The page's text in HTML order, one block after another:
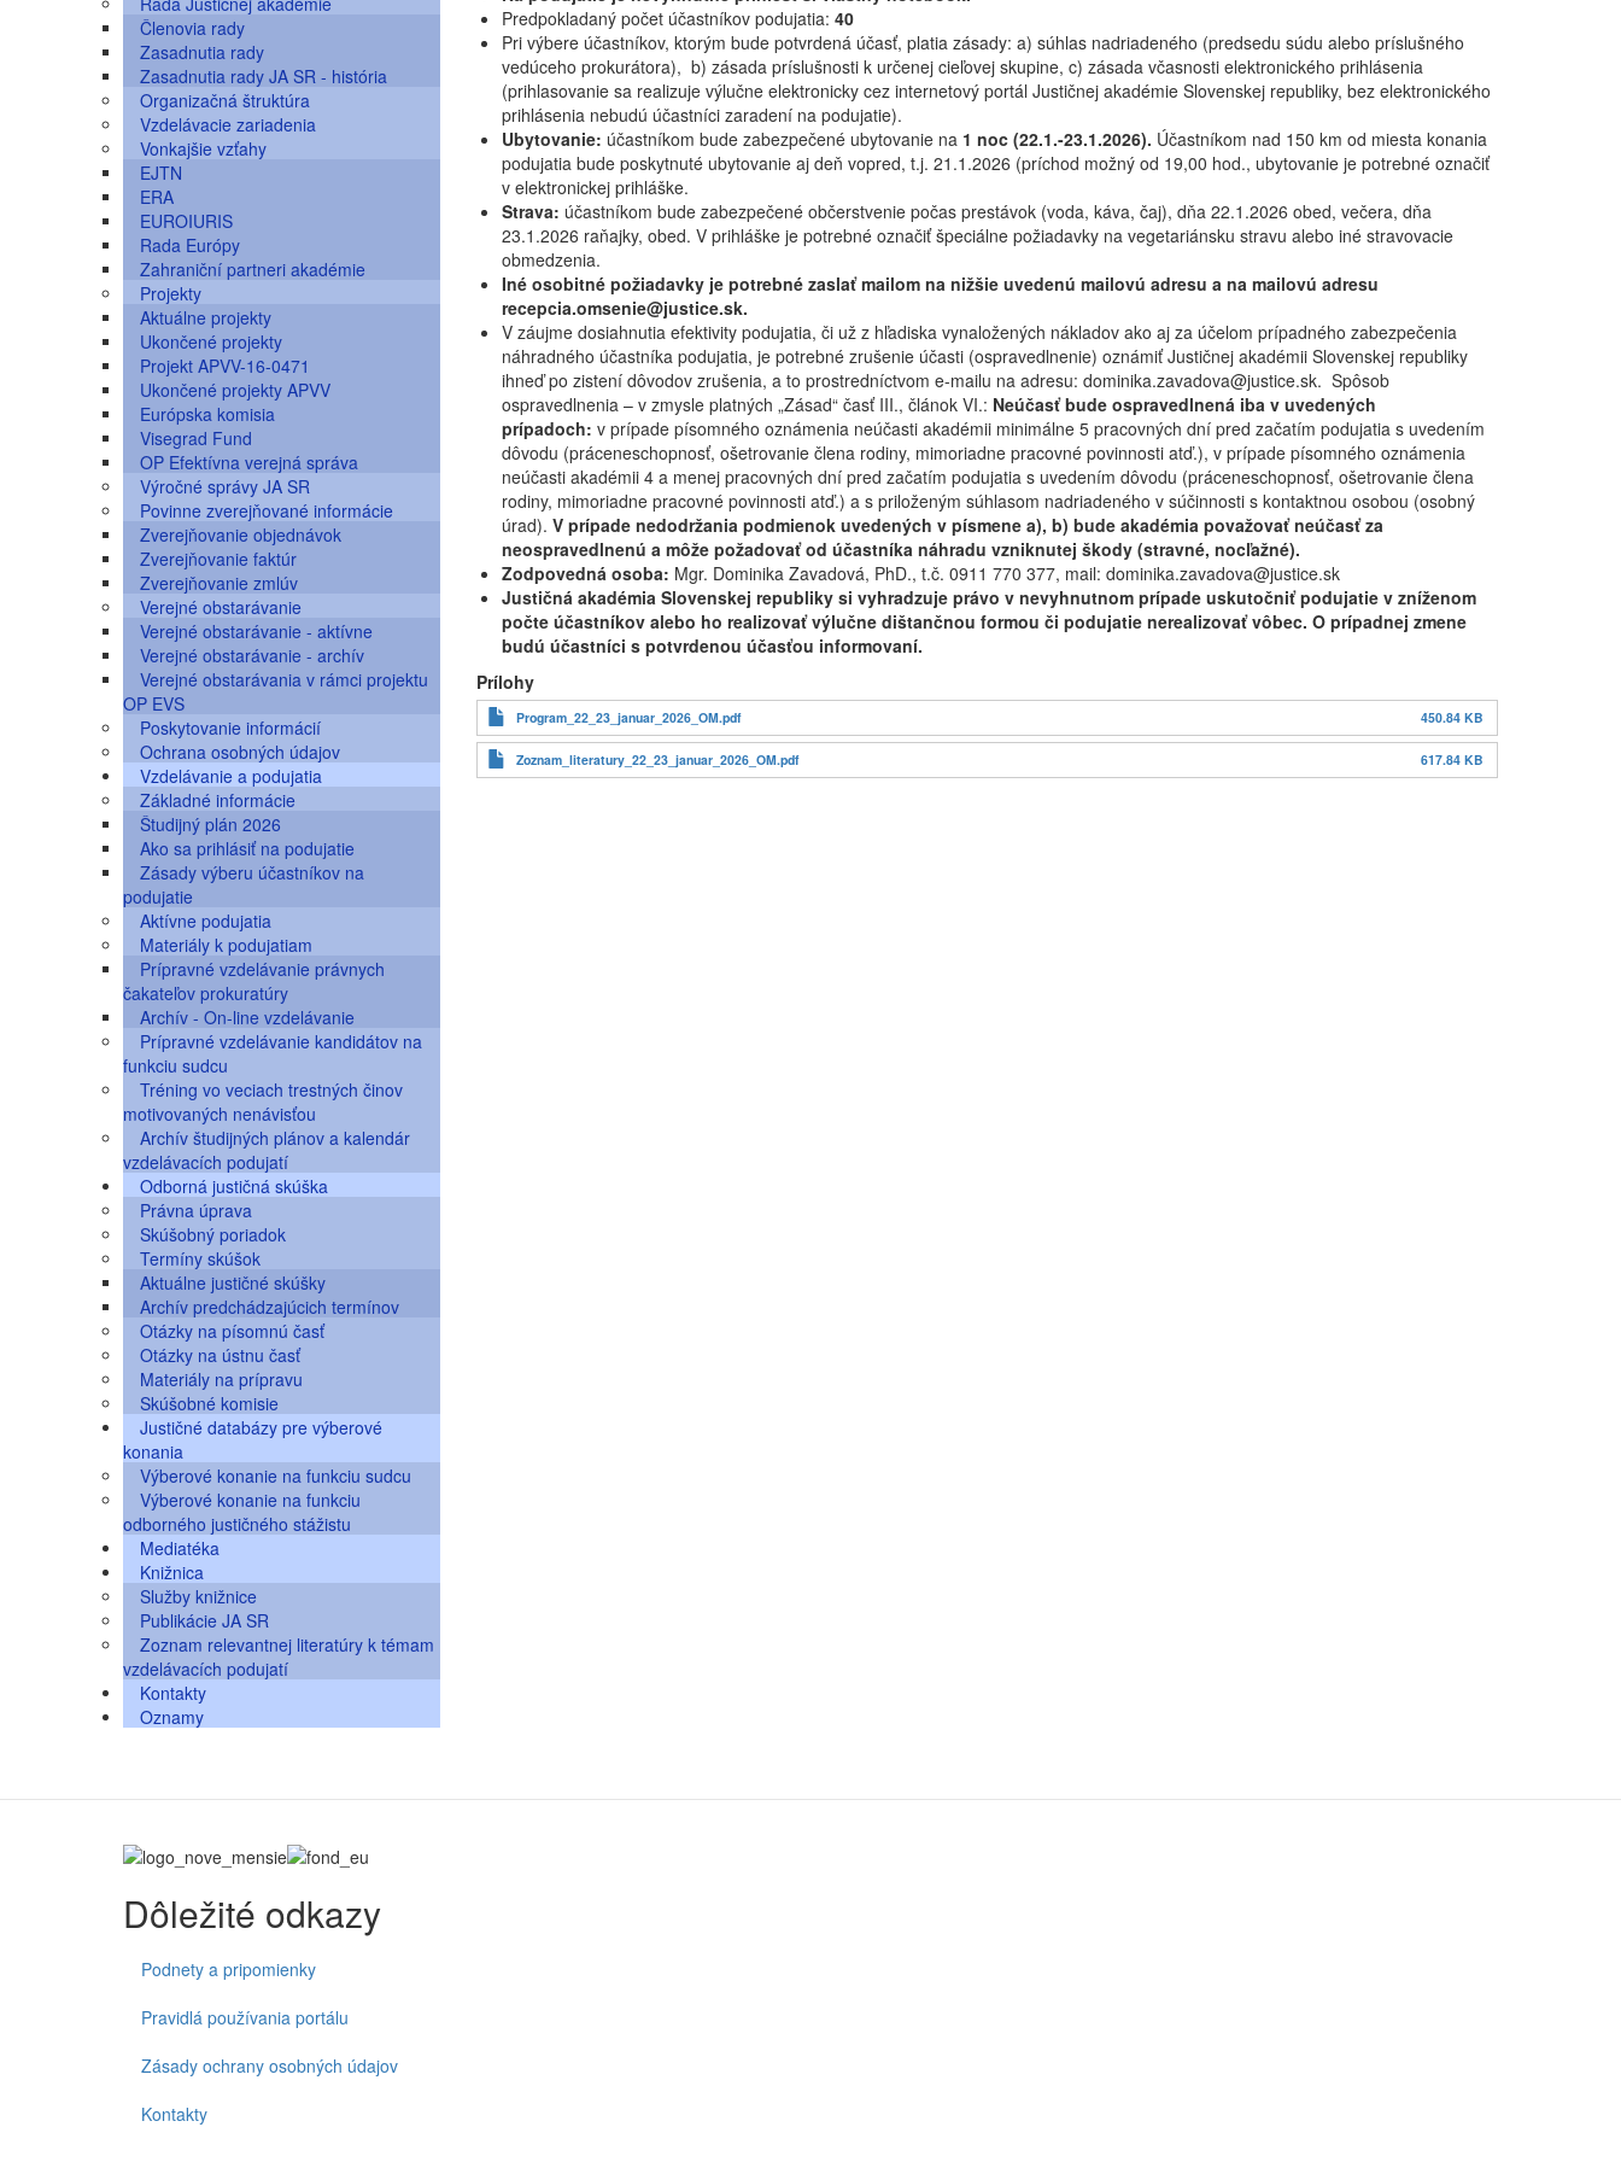
Členovia rady
Zasadnutia rady
Zasadnutia rady JA SR - história
Organizačná štruktúra
Vzdelávacie zariadenia
Vonkajšie vzťahy
EJTN
ERA
EUROIURIS
Rada Európy
Zahraniční partneri akadémie
Projekty
Aktuálne projekty
Ukončené projekty
Projekt APVV-16-0471
Ukončené projekty APVV
Európska komisia
Visegrad Fund
OP Efektívna verejná správa
Výročné správy JA SR
Povinne zverejňované informácie
Zverejňovanie objednávok
Zverejňovanie faktúr
Zverejňovanie zmlúv
Verejné obstarávanie
Verejné obstarávanie - aktívne
Verejné obstarávanie - archív
Verejné obstarávania v rámci projektu
OP EVS
Poskytovanie informácií
Ochrana osobných údajov
Vzdelávanie a podujatia
Základné informácie
Študijný plán 2026
Ako sa prihlásiť na podujatie
Zásady výberu účastníkov na
podujatie
Aktívne podujatia
Materiály k podujatiam
Prípravné vzdelávanie právnych
čakateľov prokuratúry
Archív - On-line vzdelávanie
Prípravné vzdelávanie kandidátov na
funkciu sudcu
Tréning vo veciach trestných činov
motivovaných nenávisťou
Archív študijných plánov a kalendár
vzdelávacích podujatí
Odborná justičná skúška
Právna úprava
Skúšobný poriadok
Termíny skúšok
Aktuálne justičné skúšky
Archív predchádzajúcich termínov
Otázky na písomnú časť
Otázky na ústnu časť
Materiály na prípravu
Skúšobné komisie
Justičné databázy pre výberové
konania
Výberové konanie na funkciu sudcu
Výberové konanie na funkciu
odborného justičného stážistu
Mediatéka
Knižnica
Služby knižnice
Publikácie JA SR
Zoznam relevantnej literatúry k témam
vzdelávacích podujatí
Kontakty
Oznamy
Predpokladaný počet účastníkov podujatia: 40
Pri výbere účastníkov, ktorým bude potvrdená účasť, platia zásady: a) súhlas nadriadeného (predsedu súdu alebo príslušného
vedúceho prokurátora), b) zásada príslušnosti k určenej cieľovej skupine, c) zásada včasnosti elektronického prihlásenia
(prihlasovanie sa realizuje výlučne elektronicky cez internetový portál Justičnej akadémie Slovenskej republiky, bez elektronického
prihlásenia nebudú účastníci zaradení na podujatie).
Ubytovanie: účastníkom bude zabezpečené ubytovanie na 1 noc (22.1.-23.1.2026). Účastníkom nad 150 km od miesta konania
podujatia bude poskytnuté ubytovanie aj deň vopred, t.j. 21.1.2026 (príchod možný od 19,00 hod., ubytovanie je potrebné označiť
v elektronickej prihláške.
Strava: účastníkom bude zabezpečené občerstvenie počas prestávok (voda, káva, čaj), dňa 22.1.2026 obed, večera, dňa
23.1.2026 raňajky, obed. V prihláške je potrebné označiť špeciálne požiadavky na vegetariánsku stravu alebo iné stravovacie
obmedzenia.
Iné osobitné požiadavky je potrebné zaslať mailom na nižšie uvedenú mailovú adresu a na mailovú adresu
recepcia.omsenie@justice.sk.
V záujme dosiahnutia efektivity podujatia, či už z hľadiska vynaložených nákladov ako aj za účelom prípadného zabezpečenia
náhradného účastníka podujatia, je potrebné zrušenie účasti (ospravedlnenie) oznámiť Justičnej akadémii Slovenskej republiky
ihneď po zistení dôvodov zrušenia, a to prostredníctvom e-mailu na adresu: dominika.zavadova@justice.sk. Spôsob
ospravedlnenia – v zmysle platných „Zásad“ časť III., článok VI.: Neúčasť bude ospravedlnená iba v uvedených
prípadoch: v prípade písomného oznámenia neúčasti akadémii minimálne 5 pracovných dní pred začatím podujatia s uvedením
dôvodu (práceneschopnosť, ošetrovanie člena rodiny, mimoriadne pracovné povinnosti atď.), v prípade písomného oznámenia
neúčasti akadémii 4 a menej pracovných dní pred začatím podujatia s uvedením dôvodu (práceneschopnosť, ošetrovanie člena
rodiny, mimoriadne pracovné povinnosti atď.) a s priloženým súhlasom nadriadeného v súčinnosti s kontaktnou osobou (osobný
úrad). V prípade nedodržania podmienok uvedených v písmene a), b) bude akadémia považovať neúčasť za
neospravedlnenú a môže požadovať od účastníka náhradu vzniknutej škody (stravné, nocľažné).
Zodpovedná osoba: Mgr. Dominika Zavadová, PhD., t.č. 0911 770 377, mail: dominika.zavadova@justice.sk
Justičná akadémia Slovenskej republiky si vyhradzuje právo v nevyhnutnom prípade uskutočniť podujatie v zníženom
počte účastníkov alebo ho realizovať výlučne dištančnou formou či podujatie nerealizovať vôbec. O prípadnej zmene
budú účastníci s potvrdenou účasťou informovaní.
Prílohy
Program_22_23_januar_2026_OM.pdf 450.84 KB
Zoznam_literatury_22_23_januar_2026_OM.pdf 617.84 KB
Dôležité odkazy
Podnety a pripomienky
Pravidlá používania portálu
Zásady ochrany osobných údajov
Kontakty